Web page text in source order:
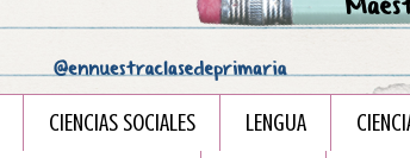
CIENCIAS SOCIALES LENGUA